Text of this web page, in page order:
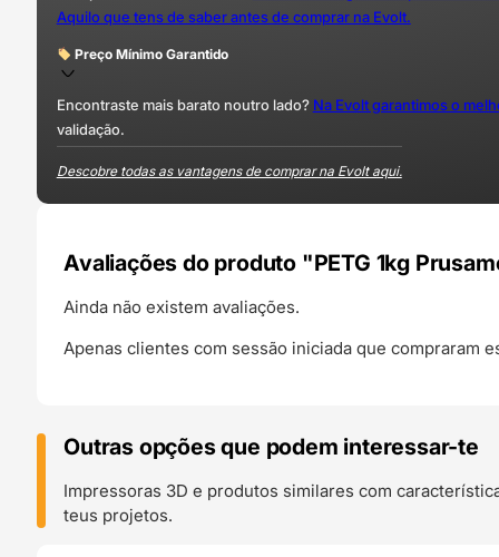
Aquilo que tens de saber antes de comprar na Evolt.
Preço Mínimo Garantido
Encontraste mais barato noutro lado? Na Evolt garantimos o
validação.
Descobre todas as vantagens de comprar na Evolt aqui.
Avaliações do produto "PETG 1kg
Ainda não existem avaliações.
Apenas clientes com sessão iniciada que compraram
Outras opções que podem interessar-te
Impressoras 3D e produtos similares com
teus projetos.